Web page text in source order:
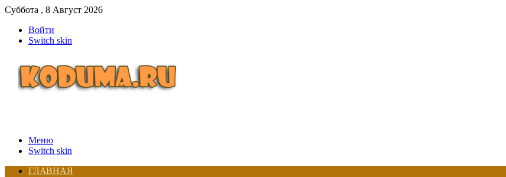
Суббота , 8 Август 2026
Войти
Switch skin
Меню
Switch skin
ГЛАВНАЯ